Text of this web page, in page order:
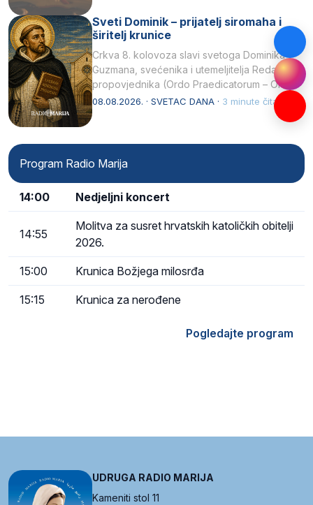
Sveti Dominik – prijatelj siromaha i
širitelj krunice
Crkva 8. kolovoza slavi svetoga Dominika
Guzmana, svećenika i utemeljitelja Reda
propovjednika (Ordo Praedicatorum – OP).
Svojim životom, dubokom ljubavlju prema
08.08.2026. · SVETAC DANA · 3 minute čitanja
Program Radio Marija
14:00 Nedjeljni koncert
14:55
Molitva za susret hrvatskih katoličkih obitelji
2026.
15:00 Krunica Božjega milosrđa
15:15 Krunica za nerođene
Pogledajte program
UDRUGA RADIO MARIJA
Kameniti stol 11